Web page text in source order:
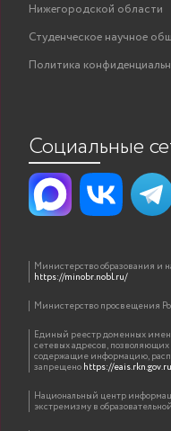
Нижегородской области
Студенческое научное
Политика
Социальные
Министерство образования и
https://minobr.nobl.ru/
Министерство просвещения
Единый реестр доменных
сетевых адресов,
содержащие информацию,
запрещеноhttps://eais.rkn.gov.ru
Национальный центр
экстремизму в